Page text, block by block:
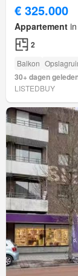
€ 325.000
Appartement
2
Balkon
30+ dagen
LISTEDBUY